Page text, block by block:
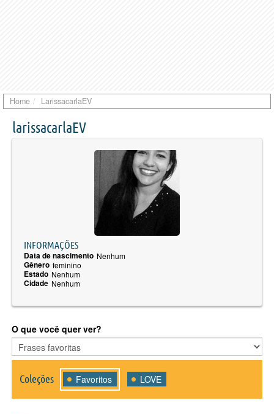
Home LarissacarlaEV
larissacarlaEV
INFORMAÇÕES
Data de nascimento Nenhum
Gênero feminino
Estado Nenhum
Cidade Nenhum
O que você quer ver?
Coleções Favoritos LOVE